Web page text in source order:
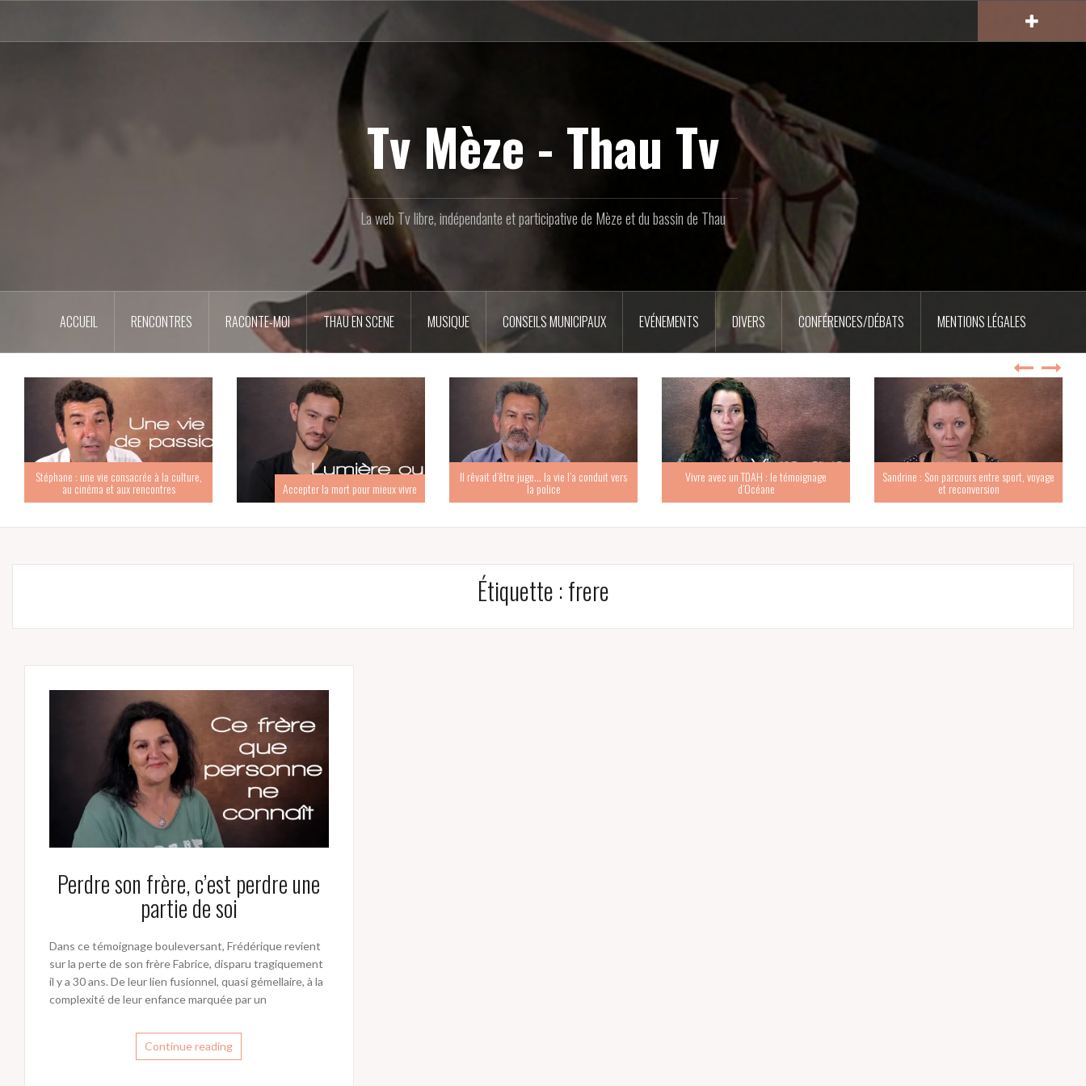
contenu
Tv Mèze - Thau Tv
La web Tv libre, indépendante et participative de Mèze et du bassin de Thau
ACCUEIL RENCONTRES RACONTE-MOI THAU EN SCENE MUSIQUE CONSEILS MUNICIPAUX EVÉNEMENTS DIVERS CONFÉRENCES/DÉBATS MENTIONS LÉGALES
Stéphane : une vie consacrée à la culture,
au cinéma et aux rencontres Accepter la mort pour mieux vivre
Il rêvait d’être juge… la vie l’a conduit vers
la police
Vivre avec un TDAH : le témoignage
d’Océane
Sandrine : Son parcours entre sport, voyage
et reconversion
Étiquette :frere
Perdre son frère, c’est perdre une
partie de soi
Dans ce témoignage bouleversant, Frédérique revient
sur la perte de son frère Fabrice, disparu tragiquement
il y a 30 ans. De leur lien fusionnel, quasi gémellaire, à la
complexité de leur enfance marquée par un
Continue reading